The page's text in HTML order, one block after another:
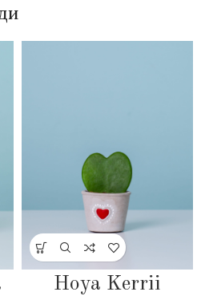
Hoya Kerrii